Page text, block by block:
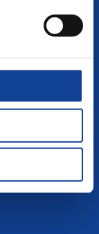
Helsinki